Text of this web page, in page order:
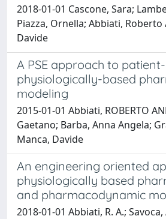
2018-01-01 Cascone, Sara;
Piazza, Ornella; Abbiati, Roberto
Davide
A PSE approach to
physiologically-based
modeling
2015-01-01 Abbiati, ROBERTO
Gaetano; Barba, Anna Angela;
Manca, Davide
An engineering oriented
physiologically based
and pharmacodynamic
2018-01-01 Abbiati, R. A.; Savoca,